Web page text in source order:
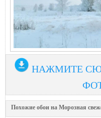
НАЖМИТЕ
Похожие обои на Морозная